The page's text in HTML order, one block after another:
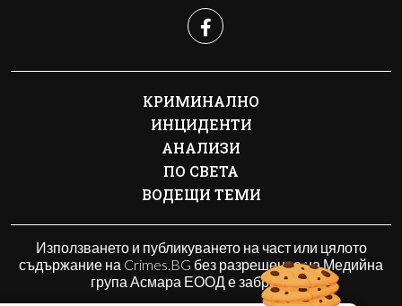
КРИМИНАЛНО
ИНЦИДЕНТИ
АНАЛИЗИ
ПО СВЕТА
ВОДЕЩИ ТЕМИ
Използването и публикуването на част или цялото
съдържание на Crimes.BG без разрешение на Медийна
група Асмара ЕООД е забранено.